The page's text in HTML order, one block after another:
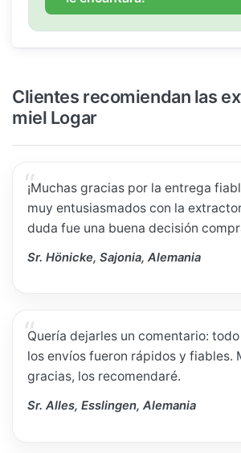
Clientes recomiendan las
miel Logar
¡Muchas gracias por la entrega
muy entusiasmados con la
duda fue una buena decisión
Sr. Hönicke, Sajonia, Alemania
Quería dejarles un comentario:
los envíos fueron rápidos y fiables.
gracias, los recomendaré.
Sr. Alles, Esslingen, Alemania